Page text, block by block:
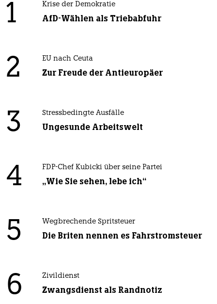
1 Krise der Demokratie
AfD-Wählen als Triebabfuhr
2 EU nach Ceuta
Zur Freude der Antieuropäer
3 Stressbedingte Ausfälle
Ungesunde Arbeitswelt
4 FDP-Chef Kubicki über seine Partei
„Wie Sie sehen, lebe ich“
5 Wegbrechende Spritsteuer
Die Briten nennen es Fahrstromsteuer
6 Zivildienst
Zwangsdienst als Randnotiz